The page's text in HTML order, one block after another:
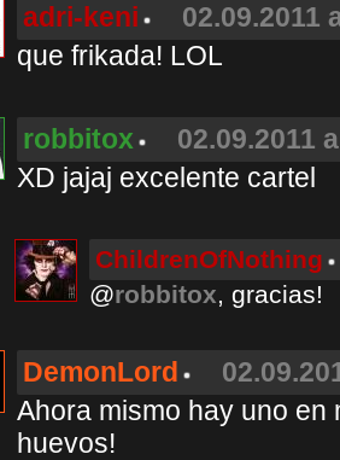
adri-keni
02.09.2011
que frikada! LOL
robbitox
02.09.2011
XD jajaj excelente cartel
ChildrenOfNothing
@robbitox, gracias!
DemonLord
Ahora mismo hay uno en
huevos!